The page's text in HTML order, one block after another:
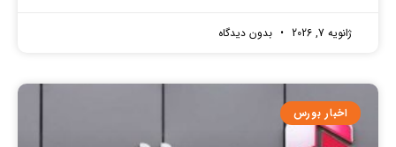
ژانویه 7, 2026 بدون دیدگاه
اخبار بورس